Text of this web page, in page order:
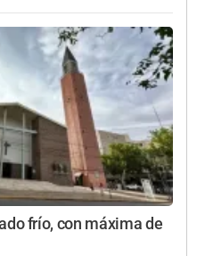
frío, con máxima de